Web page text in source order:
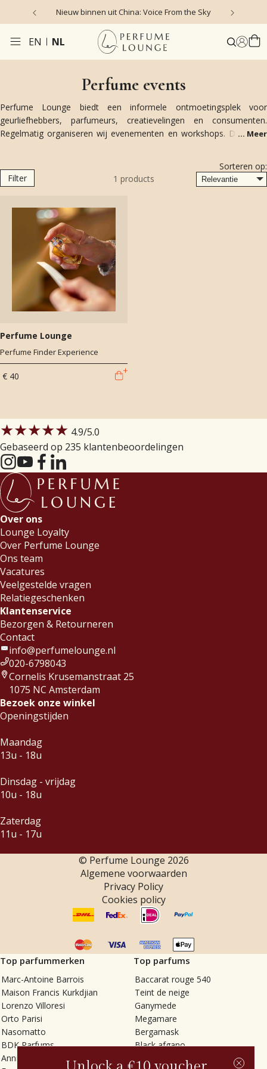
Nieuw binnen uit China: Voice From the Sky
EN NL
Perfume events
Perfume Lounge biedt een informele ontmoetingsplek voor
geurliefhebbers, parfumeurs, creatievelingen en consumenten.
Regelmatig organiseren wij evenementen en workshops. Denk aan
... Meer
Filter 1 products
Sorteren op:
Perfume Lounge
Perfume Finder Experience
€ 40
★★★★★ 4.9/5.0
Gebaseerd op 235 klantenbeoordelingen
Over ons
Lounge Loyalty
Over Perfume Lounge
Ons team
Vacatures
Veelgestelde vragen
Relatiegeschenken
Klantenservice
Bezorgen & Retourneren
Contact
info@perfumelounge.nl
020-6798043
Cornelis Krusemanstraat 25
1075 NC Amsterdam
Bezoek onze winkel
Openingstijden
Maandag
13u - 18u
Dinsdag - vrijdag
10u - 18u
Zaterdag
11u - 17u
© Perfume Lounge 2026
Algemene voorwaarden
Privacy Policy
Cookies policy
Top parfummerken
Marc-Antoine Barrois
Maison Francis Kurkdjian
Lorenzo Villoresi
Orto Parisi
Nasomatto
BDK Parfums
Annindriya
Top parfums
Baccarat rouge 540
Teint de neige
Ganymede
Megamare
Bergamask
Black afgano